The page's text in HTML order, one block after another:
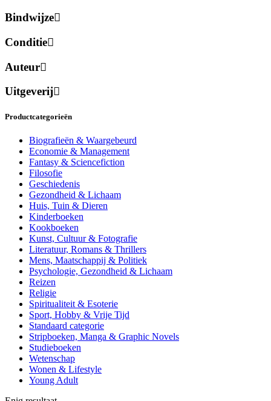
Bindwijze
Conditie
Auteur
Uitgeverij
Productcategorieën
Biografieën & Waargebeurd
Economie & Management
Fantasy & Sciencefiction
Filosofie
Geschiedenis
Gezondheid & Lichaam
Huis, Tuin & Dieren
Kinderboeken
Kookboeken
Kunst, Cultuur & Fotografie
Literatuur, Romans & Thrillers
Mens, Maatschappij & Politiek
Psychologie, Gezondheid & Lichaam
Reizen
Religie
Spiritualiteit & Esoterie
Sport, Hobby & Vrije Tijd
Standaard categorie
Stripboeken, Manga & Graphic Novels
Studieboeken
Wetenschap
Wonen & Lifestyle
Young Adult